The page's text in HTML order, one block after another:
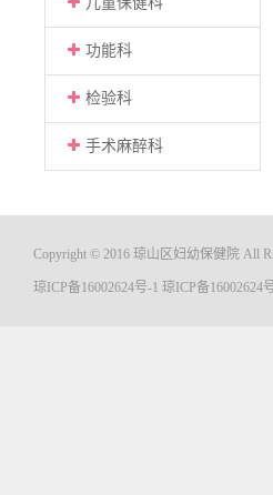
功能科
检验科
手术麻醉科
Copyright © 2016 琼山区妇幼保健院 All
琼ICP备16002624号-1 琼ICP备16002624